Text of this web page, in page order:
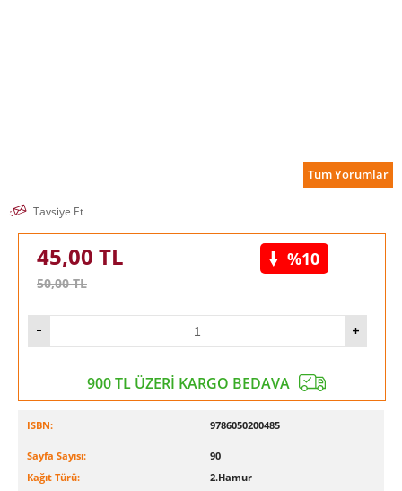
Tüm Yorumlar
Tavsiye Et
45,00 TL
50,00TL
%10
900 TL ÜZERİ KARGO BEDAVA
ISBN: 9786050200485
Sayfa Sayısı:
90
Kağıt Türü:
2.Hamur